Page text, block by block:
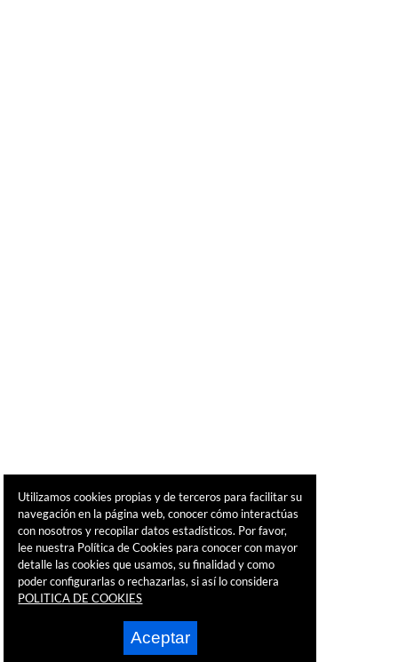
Utilizamos cookies propias y de terceros para facilitar su
navegación en la página web, conocer cómo interactúas
con nosotros y recopilar datos estadísticos. Por favor,
lee nuestra Política de Cookies para conocer con mayor
detalle las cookies que usamos, su finalidad y como
poder configurarlas o rechazarlas, si así lo considera
POLITICA DE COOKIES
Aceptar